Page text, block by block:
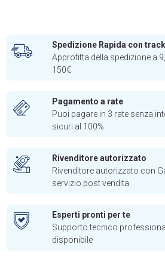
Spedizione Rapida con
Approfitta della spedizione a
150€
Pagamento a rate
Puoi pagare in 3 rate senza
sicuri al 100%
Rivenditore autorizzato
Rivenditore autorizzato con
servizio post vendita
Esperti pronti per te
Supporto tecnico
disponibile